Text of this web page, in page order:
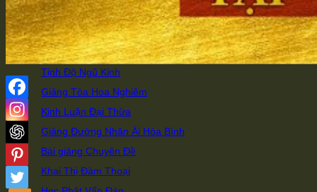
Video / Bài giảng mới
Nhận Thức Phật Giáo
Giáo Dục Căn Bản
Tịnh Độ Ngũ Kinh
Giảng Tòa Hoa Nghiêm
Kinh Luận Đại Thừa
Giảng Đường Nhân Ái Hòa Bình
Bài giảng Chuyên Đề
Khai Thị Đàm Thoại